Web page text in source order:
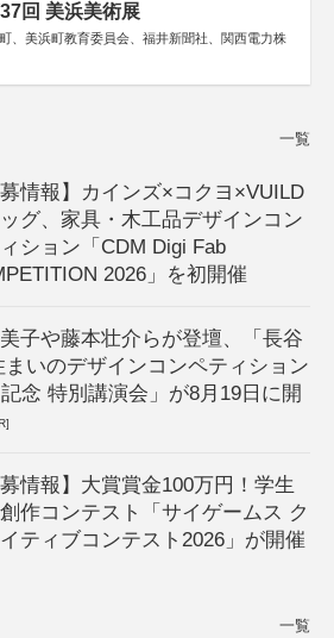
回 美浜美術展
、美浜町教育委員会、福井新聞社、関西電力株
一覧
募情報】カインズ×コクヨ×VUILD
グ、家具・木工品デザインコン
ション「CDM Digi Fab
2026」を初開催
子や藤本壮介らが登壇、「長谷
まいのデザインコンペティション
念 特別講演会」が8月19日に開
募情報】大賞賞金100万円！学生
作コンテスト「サイゲームス ク
ティブコンテスト2026」が開催
一覧